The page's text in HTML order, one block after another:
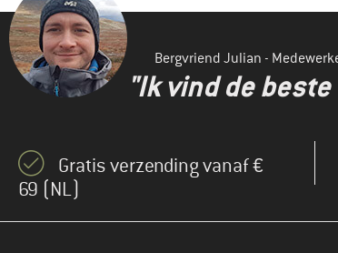
Bergvriend Julian -
"Ik vind de
Gratis verzending vanaf €
69 (NL)